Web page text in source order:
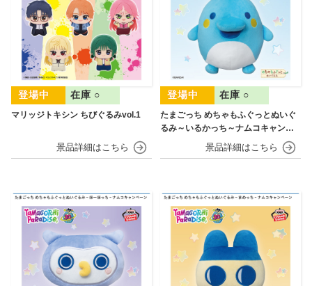
マリッジトキシン ちびぐるみvol.1
在庫 ○
たまごっち めちゃもふぐっとぬいぐ
るみ～いるかっち～ナムコキャンペ
在庫 ○